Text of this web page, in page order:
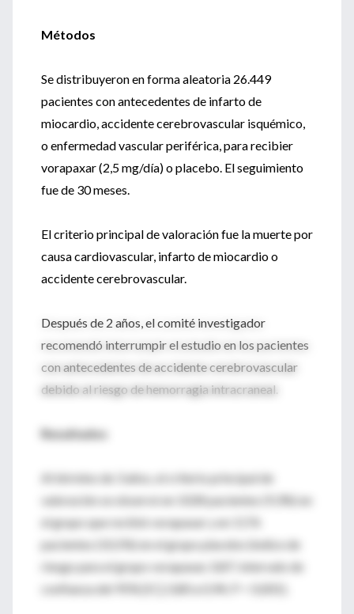
Métodos
Se distribuyeron en forma aleatoria 26.449
pacientes con antecedentes de infarto de
miocardio, accidente cerebrovascular isquémico,
o enfermedad vascular periférica, para recibier
vorapaxar (2,5 mg/día) o placebo. El seguimiento
fue de 30 meses.
El criterio principal de valoración fue la muerte por
causa cardiovascular, infarto de miocardio o
accidente cerebrovascular.
Después de 2 años, el comité investigador
recomendó interrumpir el estudio en los pacientes
con antecedentes de accidente cerebrovascular
debido al riesgo de hemorragia intracraneal.
Resultados
Al término de 3 años, el criterio principal de
valoración se observó en 1028 pacientes (9,3%) en
el grupo que recibió vorapaxar y en 1176
pacientes (10,5%) en el grupo placebo (índice de
riesgo para el grupo vorapaxar, 0,87; intervalo de
confianza del 95% [IC], 0,80 a 0,94; P < 0,001).